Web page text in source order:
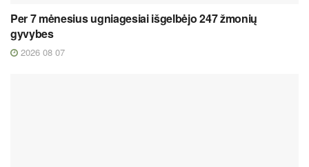
Per 7 mėnesius ugniagesiai išgelbėjo 247 žmonių
gyvybes
2026 08 07